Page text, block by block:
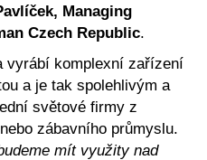
Managing
Czech Republic.
vyrábí komplexní zařízení
a je tak spolehlivým a
světové firmy z
zábavního průmyslu.
mít využity nad